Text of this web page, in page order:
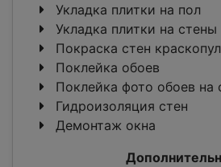
Укладка плитки на пол
Укладка плитки на стены
Покраска стен
Поклейка обоев
Поклейка фото обоев на
Гидроизоляция стен
Демонтаж окна